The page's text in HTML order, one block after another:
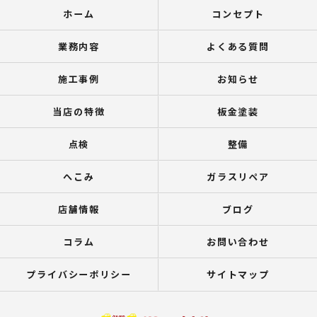
ホーム コンセプト
業務内容 よくある質問
施工事例 お知らせ
当店の特徴 板金塗装
点検 整備
へこみ ガラスリペア
店舗情報 ブログ
コラム お問い合わせ
プライバシーポリシー サイトマップ